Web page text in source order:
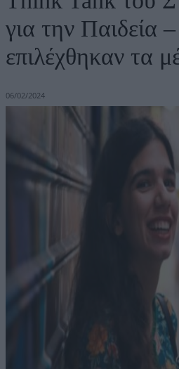
για την Παιδεία
επιλέχθηκαν τα
06/02/2024